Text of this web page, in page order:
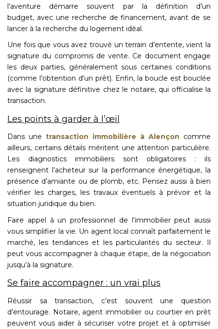
l’aventure démarre souvent par la définition d’un
budget, avec une recherche de financement, avant de se
lancer à la recherche du logement idéal.
Une fois que vous avez trouvé un terrain d’entente, vient la
signature du compromis de vente. Ce document engage
les deux parties, généralement sous certaines conditions
(comme l’obtention d’un prêt). Enfin, la boucle est bouclée
avec la signature définitive chez le notaire, qui officialise la
transaction.
Les points à garder à l’œil
Dans une transaction immobilière à Alençon comme
ailleurs, certains détails méritent une attention particulière.
Les diagnostics immobiliers sont obligatoires : ils
renseignent l’acheteur sur la performance énergétique, la
présence d’amiante ou de plomb, etc. Pensez aussi à bien
vérifier les charges, les travaux éventuels à prévoir et la
situation juridique du bien.
Faire appel à un professionnel de l’immobilier peut aussi
vous simplifier la vie. Un agent local connaît parfaitement le
marché, les tendances et les particularités du secteur. Il
peut vous accompagner à chaque étape, de la négociation
jusqu’à la signature.
Se faire accompagner : un vrai plus
Réussir sa transaction, c’est souvent une question
d’entourage. Notaire, agent immobilier ou courtier en prêt
peuvent vous aider à sécuriser votre projet et à optimiser